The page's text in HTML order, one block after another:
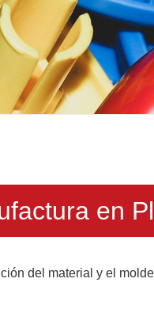
en
del material y el